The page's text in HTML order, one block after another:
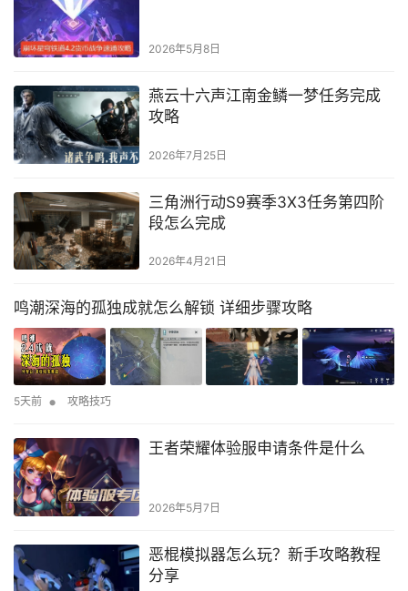
2026年5月8日
燕云十六声江南金鳞一梦任务完成
攻略
2026年7月25日
三角洲行动S9赛季3X3任务第四阶
段怎么完成
2026年4月21日
鸣潮深海的孤独成就怎么解锁 详细步骤攻略
5天前 • 攻略技巧
王者荣耀体验服申请条件是什么
2026年5月7日
恶棍模拟器怎么玩？新手攻略教程
分享